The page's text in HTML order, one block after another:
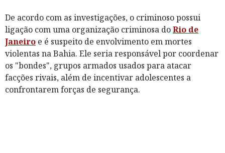
De acordo com as investigações, o criminoso possui
ligação com uma organização criminosa doRio de
Janeiro e é suspeito de envolvimento em mortes
violentas na Bahia. Ele seria responsável por coordenar
os "bondes", grupos armados usados para atacar
facções rivais, além de incentivar adolescentes a
confrontarem forças de segurança.